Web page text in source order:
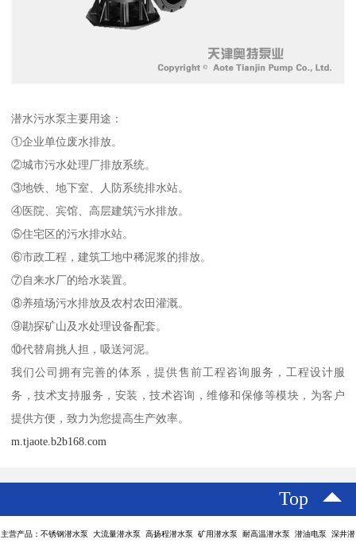
潜水污水泵主要用途：
①企业单位废水排放。
②城市污水处理厂排放系统。
③地铁、地下室、人防系统排水站。
④医院、宾馆、高层建筑污水排放。
⑤住宅区的污水排水站。
⑥市政工程，建筑工地中稀泥浆的排放。
⑦自来水厂的给水装置。
⑧养殖场污水排放及农村农田灌溉。
⑨勘探矿山及水处理设备配套。
⑩代替肩挑人担，吸送河泥。
我们公司拥有完善的体系，提供售前工程咨询服务，工程设计服
务，技术支持服务，安装，技术咨询，维修和保修等模块，为客户
提供方便，致力为您提高生产效率。
m.tjaote.b2b168.com
Top
主营产品：不锈钢潜水泵 大流量潜水泵 高扬程潜水泵 矿用潜水泵 耐高温潜水泵 潜油电泵 深井潜